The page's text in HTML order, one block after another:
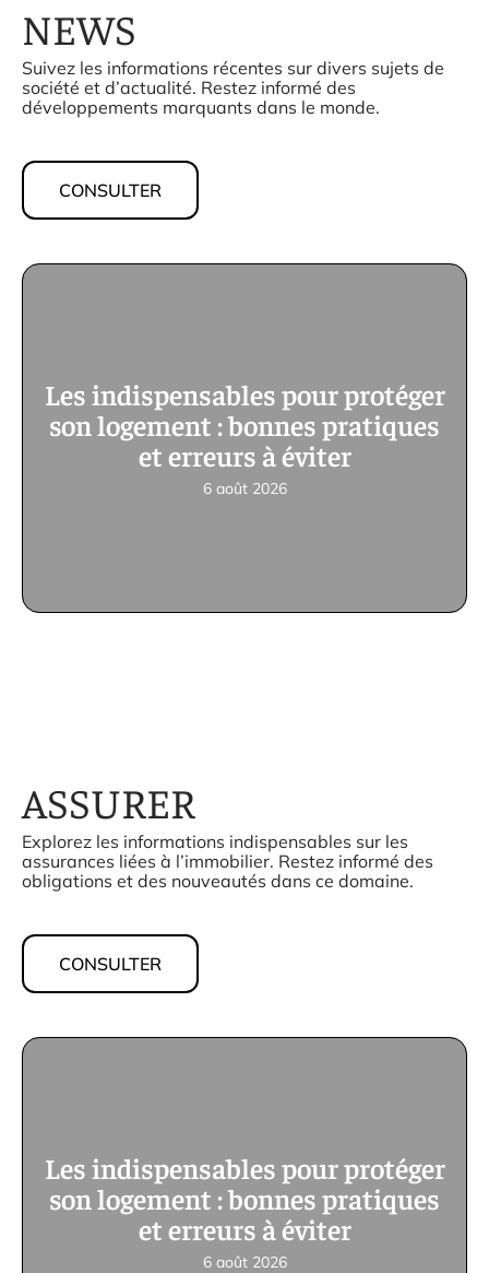
NEWS
Suivez les informations récentes sur divers sujets de
société et d’actualité. Restez informé des
développements marquants dans le monde.
CONSULTER
Les indispensables pour protéger
son logement : bonnes pratiques
et erreurs à éviter
6 août 2026
Les indispensables pour protéger
son logement : bonnes pratiques
et erreurs à éviter
6 août 2026
ASSURER
Explorez les informations indispensables sur les
assurances liées à l’immobilier. Restez informé des
obligations et des nouveautés dans ce domaine.
CONSULTER